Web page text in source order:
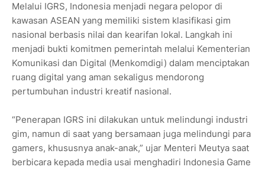
Melalui IGRS, Indonesia menjadi negara pelopor di
kawasan ASEAN yang memiliki sistem klasifikasi gim
nasional berbasis nilai dan kearifan lokal. Langkah ini
menjadi bukti komitmen pemerintah melalui Kementerian
Komunikasi dan Digital (Menkomdigi) dalam menciptakan
ruang digital yang aman sekaligus mendorong
pertumbuhan industri kreatif nasional.
“Penerapan IGRS ini dilakukan untuk melindungi industri
gim, namun di saat yang bersamaan juga melindungi para
gamers, khususnya anak-anak,” ujar Menteri Meutya saat
berbicara kepada media usai menghadiri Indonesia Game